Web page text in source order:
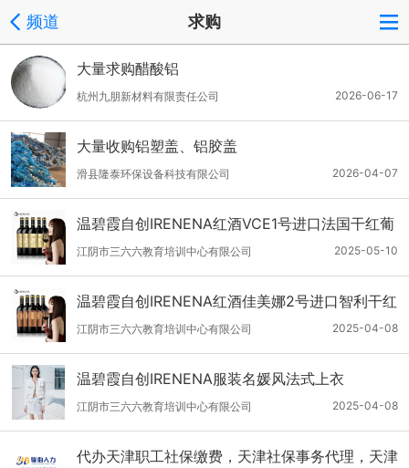
频道 求购
大量求购醋酸铝
2026-06-17
杭州九朋新材料有限责任公司
大量收购铝塑盖、铝胶盖
2026-04-07
滑县隆泰环保设备科技有限公司
温碧霞自创IRENENA红酒VCE1号进口法国干红葡
萄酒
2025-05-10
江阴市三六六教育培训中心有限公司
温碧霞自创IRENENA红酒佳美娜2号进口智利干红
葡萄酒
2025-04-08
江阴市三六六教育培训中心有限公司
温碧霞自创IRENENA服装名媛风法式上衣
2025-04-08
江阴市三六六教育培训中心有限公司
代办天津职工社保缴费，天津社保事务代理，天津